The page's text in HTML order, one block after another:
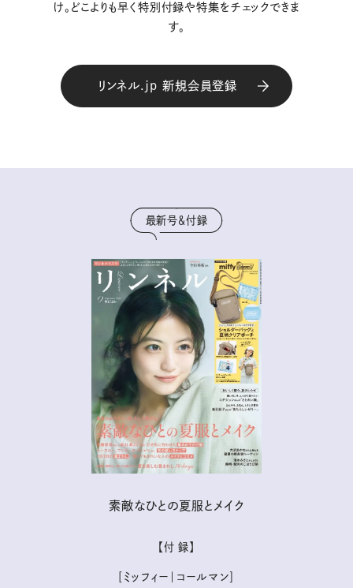
け。どこよりも早く特別付録や特集をチェックできま
す。
リンネル.jp 新規会員登録
最新号＆付録
素敵なひとの夏服とメイク
【付 録】
［ミッフィー｜コールマン］